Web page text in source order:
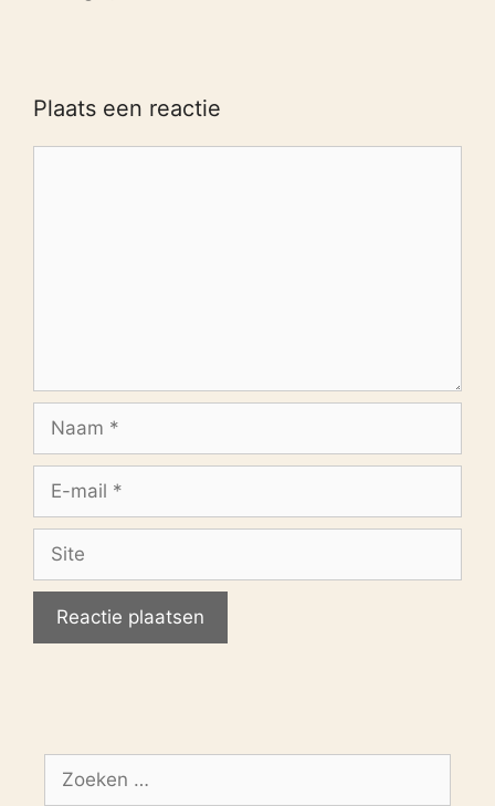
Plaats een reactie
Naam
Site
Zoek